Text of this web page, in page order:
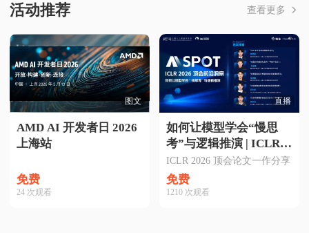
活动推荐 查看更多
图文
AMD AI 开发者日 2026
上海站
免费
24 次观看
直播
如何让模型学会“慢思
考”与逻辑推演 | ICLR
2026学术分享会
ICLR 2026 顶会论文一作分享
免费
1210 次观看